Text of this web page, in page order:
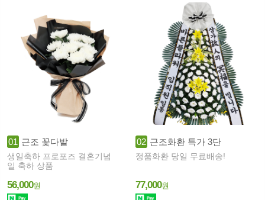
01 근조 꽃다발
생일축하 프로포즈 결혼기념
일 축하 상품
56,000원
02 근조화환 특가 3단
정품화환 당일 무료배송!
77,000원